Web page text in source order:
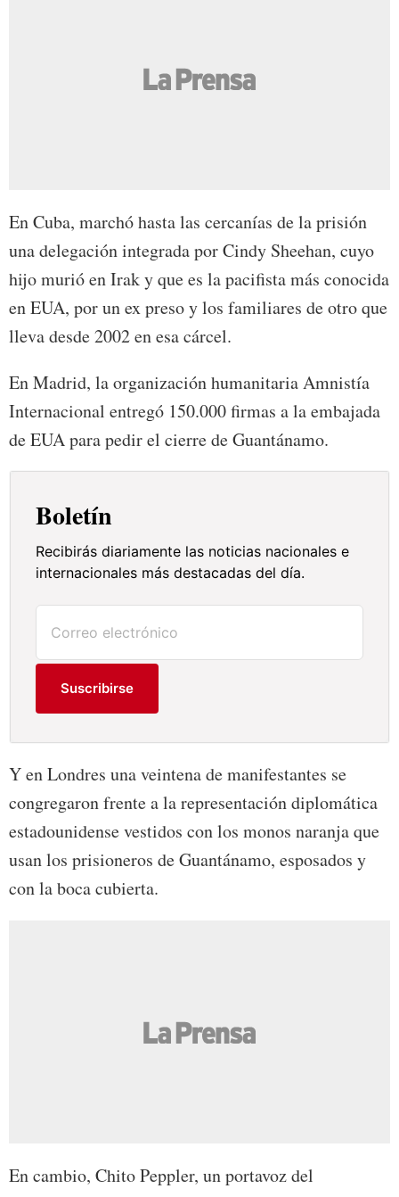
En Cuba, marchó hasta las cercanías de la prisión
una delegación integrada por Cindy Sheehan, cuyo
hijo murió en Irak y que es la pacifista más conocida
en EUA, por un ex preso y los familiares de otro que
lleva desde 2002 en esa cárcel.
En Madrid, la organización humanitaria Amnistía
Internacional entregó 150.000 firmas a la embajada
de EUA para pedir el cierre de Guantánamo.
Boletín
Recibirás diariamente las noticias nacionales e
internacionales más destacadas del día.
Suscribirse
Y en Londres una veintena de manifestantes se
congregaron frente a la representación diplomática
estadounidense vestidos con los monos naranja que
usan los prisioneros de Guantánamo, esposados y
con la boca cubierta.
En cambio, Chito Peppler, un portavoz del